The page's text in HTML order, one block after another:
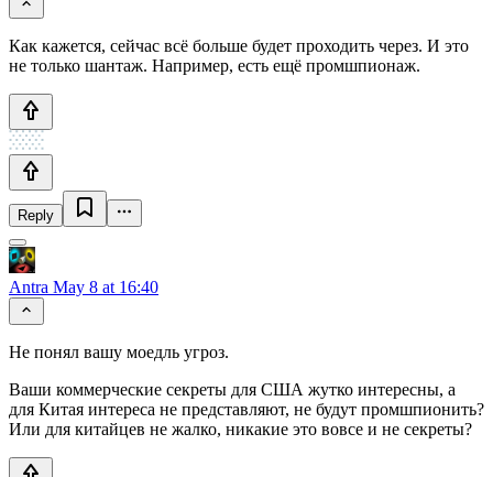
Как кажется, сейчас всё больше будет проходить через. И это
не только шантаж. Например, есть ещё промшпионаж.
Reply
Antra May 8 at 16:40
Не понял вашу моедль угроз.
Ваши коммерческие секреты для США жутко интересны, а
для Китая интереса не представляют, не будут промшпионить?
Или для китайцев не жалко, никакие это вовсе и не секреты?